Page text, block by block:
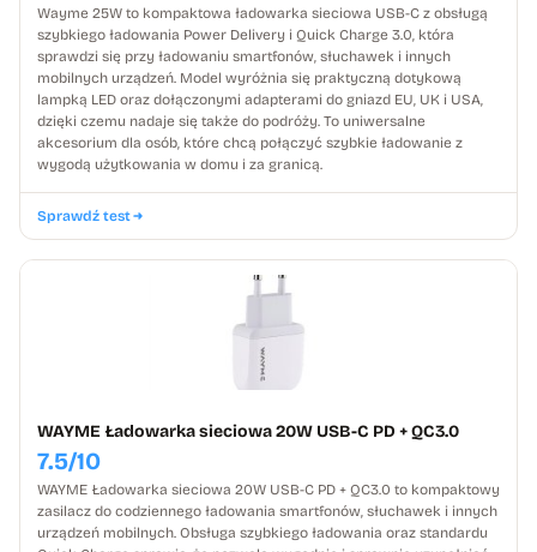
Wayme 25W to kompaktowa ładowarka sieciowa USB-C z obsługą
szybkiego ładowania Power Delivery i Quick Charge 3.0, która
sprawdzi się przy ładowaniu smartfonów, słuchawek i innych
mobilnych urządzeń. Model wyróżnia się praktyczną dotykową
lampką LED oraz dołączonymi adapterami do gniazd EU, UK i USA,
dzięki czemu nadaje się także do podróży. To uniwersalne
akcesorium dla osób, które chcą połączyć szybkie ładowanie z
wygodą użytkowania w domu i za granicą.
Sprawdź test
WAYME Ładowarka sieciowa 20W USB-C PD + QC3.0
7.5/10
WAYME Ładowarka sieciowa 20W USB-C PD + QC3.0 to kompaktowy
zasilacz do codziennego ładowania smartfonów, słuchawek i innych
urządzeń mobilnych. Obsługa szybkiego ładowania oraz standardu